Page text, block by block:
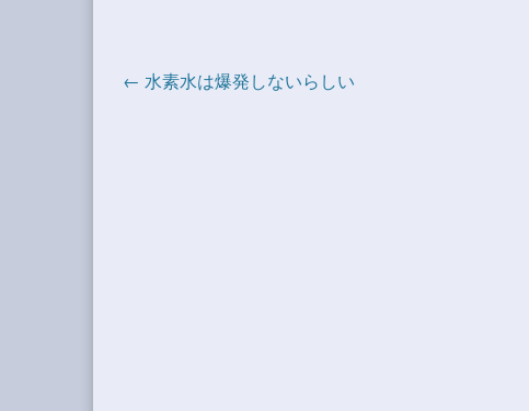
← 水素水は爆発しないらしい